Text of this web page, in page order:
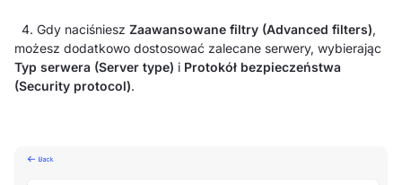
4. Gdy naciśniesz Zaawansowane filtry (Advanced filters),
możesz dodatkowo dostosować zalecane serwery, wybierając
Typ serwera (Server type) i Protokół bezpieczeństwa
(Security protocol).